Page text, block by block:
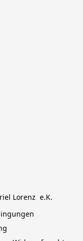
Lorenz  e.K.